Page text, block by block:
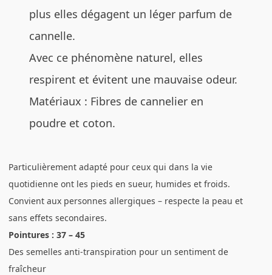
plus elles dégagent un léger parfum de
cannelle.
Avec ce phénomène naturel, elles
respirent et évitent une mauvaise odeur.
Matériaux : Fibres de cannelier en
poudre et coton.
Particulièrement adapté pour ceux qui dans la vie
quotidienne ont les pieds en sueur, humides et froids.
Convient aux personnes allergiques – respecte la peau et
sans effets secondaires.
Pointures : 37 – 45
Des semelles anti-transpiration pour un sentiment de
fraîcheur